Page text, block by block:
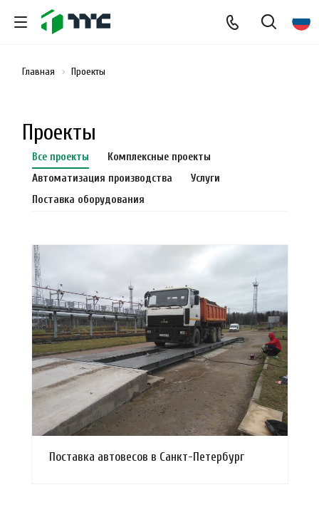
Проекты
Главная Проекты
Все проекты
Комплексные проекты
Автоматизация производства
Услуги
Поставка оборудования
Смотреть проект
Поставка автовесов в Санкт-Петербург